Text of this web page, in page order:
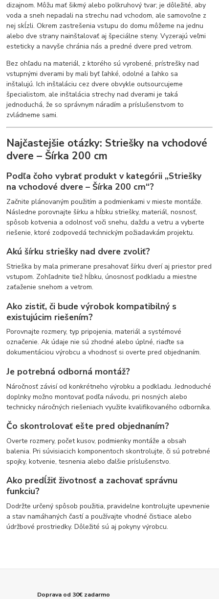
dizajnom. Môžu mať šikmý alebo polkruhový tvar; je dôležité, aby
voda a sneh nepadali na strechu nad vchodom, ale samovoľne z
nej skĺzli. Okrem zastrešenia vstupu do domu môžeme na jednu
alebo dve strany nainštalovať aj špeciálne steny. Vyzerajú veľmi
esteticky a navyše chránia nás a predné dvere pred vetrom.
Bez ohľadu na materiál, z ktorého sú vyrobené, prístrešky nad
vstupnými dverami by mali byť ľahké, odolné a ľahko sa
inštalujú. Ich inštaláciu cez dvere obvykle outsourcujeme
špecialistom, ale inštalácia strechy nad dverami je taká
jednoduchá, že so správnym náradím a príslušenstvom to
zvládneme sami.
Najčastejšie otázky: Striešky na vchodové
dvere – Šírka 200 cm
Podľa čoho vybrať produkt v kategórii „Striešky
na vchodové dvere – Šírka 200 cm“?
Začnite plánovaným použitím a podmienkami v mieste montáže.
Následne porovnajte šírku a hĺbku striešky, materiál, nosnosť,
spôsob kotvenia a odolnosť voči snehu, dažďu a vetru a vyberte
riešenie, ktoré zodpovedá technickým požiadavkám projektu.
Akú šírku striešky nad dvere zvoliť?
Strieška by mala primerane presahovať šírku dverí aj priestor pred
vstupom. Zohľadnite tiež hĺbku, únosnosť podkladu a miestne
zaťaženie snehom a vetrom.
Ako zistiť, či bude výrobok kompatibilný s
existujúcim riešením?
Porovnajte rozmery, typ pripojenia, materiál a systémové
označenie. Ak údaje nie sú zhodné alebo úplné, riaďte sa
dokumentáciou výrobcu a vhodnosť si overte pred objednaním.
Je potrebná odborná montáž?
Náročnosť závisí od konkrétneho výrobku a podkladu. Jednoduché
doplnky možno montovať podľa návodu, pri nosných alebo
technicky náročných riešeniach využite kvalifikovaného odborníka.
Čo skontrolovať ešte pred objednaním?
Overte rozmery, počet kusov, podmienky montáže a obsah
balenia. Pri súvisiacich komponentoch skontrolujte, či sú potrebné
spojky, kotvenie, tesnenia alebo ďalšie príslušenstvo.
Ako predĺžiť životnosť a zachovať správnu
funkciu?
Dodržte určený spôsob použitia, pravidelne kontrolujte upevnenie
a stav namáhaných častí a používajte vhodné čistiace alebo
údržbové prostriedky. Dôležité sú aj pokyny výrobcu.
Doprava od 30€ zadarmo